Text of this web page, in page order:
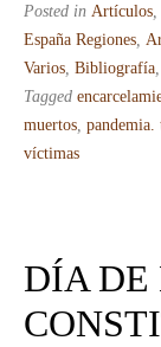
Posted in Artículos,
España Regiones,
Varios, Bibliografía,
Tagged
muertos,
víctimas
DÍA DE